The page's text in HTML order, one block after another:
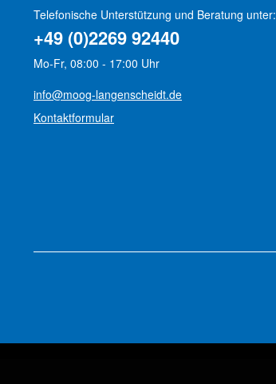
Telefonische Unterstützung und Beratung unter:
+49 (0)2269 92440
Mo-Fr, 08:00 - 17:00 Uhr
info@moog-langenscheidt.de
Kontaktformular